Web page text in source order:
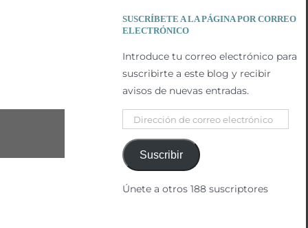
SUSCRÍBETE A LA PÁGINA POR CORREO
ELECTRÓNICO
Introduce tu correo electrónico para
suscribirte a este blog y recibir
avisos de nuevas entradas.
Dirección
correo
electrónico
Suscribir
Únete a otros 188 suscriptores